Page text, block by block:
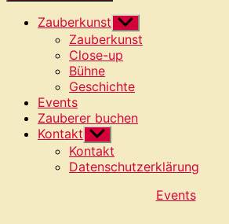
Zauberkunst Untermenü
anzeigen
Zauberkunst
Close-up
Bühne
Geschichte
Events
Zauberer buchen
Kontakt Untermenü
anzeigen
Kontakt
Datenschutzerklärung
Events